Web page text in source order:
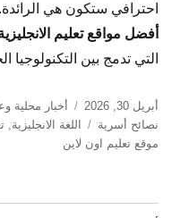
احترافي ستكون هي
أفضل مواقع تعليم
التي تدمج بين التكنولوجيا
نُشرت
في
أبريل 30, 2026 التصنيفات
أخبار محلية
نصائح أسرية
الوسوم
اللغة الانجليزية,
موقع تعليم اون لاين